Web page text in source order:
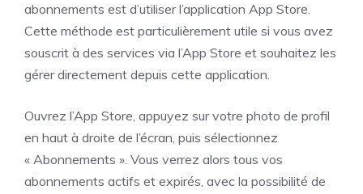
abonnements est d’utiliser l’application App Store.
Cette méthode est particulièrement utile si vous avez
souscrit à des services via l’App Store et souhaitez les
gérer directement depuis cette application.
Ouvrez l’App Store, appuyez sur votre photo de profil
en haut à droite de l’écran, puis sélectionnez
« Abonnements ». Vous verrez alors tous vos
abonnements actifs et expirés, avec la possibilité de